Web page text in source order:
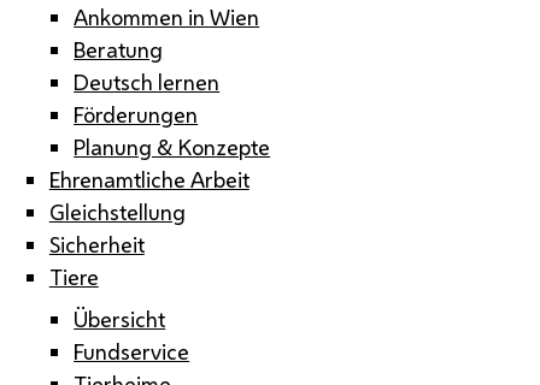
Ankommen in Wien
Beratung
Deutsch lernen
Förderungen
Planung & Konzepte
Ehrenamtliche Arbeit
Gleichstellung
Sicherheit
Tiere
Übersicht
Fundservice